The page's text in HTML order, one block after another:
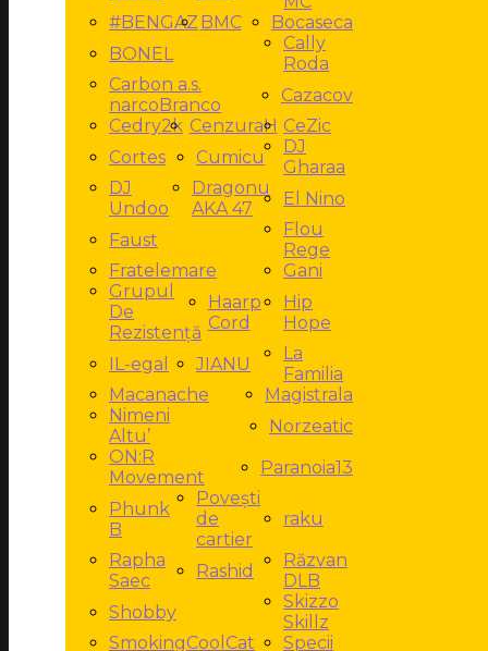
#BENGAZ BMC
Bocaseca
BONEL
Cally
Roda
Carbon a.s.
narcoBranco
Cazacov
Cedry2k CenzuraH CeZic
Cortes
Cumicu
DJ
Gharaa
DJ
Undoo
Dragonu
AKA 47
El Nino
Faust
Flou
Rege
Fratelemare
Gani
Grupul
De
Rezistență
Haarp
Cord
Hip
Hope
IL-egal
JIANU
La
Familia
Macanache
Magistrala
Nimeni
Altu’
Norzeatic
ON:R
Movement
Paranoia13
Phunk
B
Povești
de
cartier
raku
Rapha
Saec
Rashid
Răzvan
DLB
Shobby
Skizzo
Skillz
SmokingCoolCat
Specii